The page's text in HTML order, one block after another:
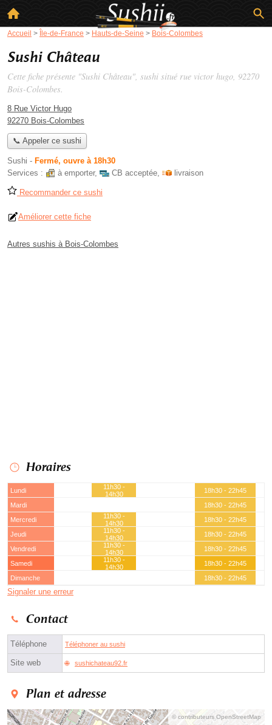
Accueil > Île-de-France > Hauts-de-Seine > Bois-Colombes
Sushi Château
Cette fiche présente "Sushi Château", sushi situé rue victor hugo, 92270
Bois-Colombes.
8 Rue Victor Hugo
92270 Bois-Colombes
📞 Appeler ce sushi
Sushi - Fermé, ouvre à 18h30
Services :
à emporter, CB acceptée, livraison
Recommander ce sushi
Améliorer cette fiche
Autres sushis à Bois-Colombes
Horaires
Lundi
11h30 -
14h30
18h30 - 22h45
Mardi
18h30 - 22h45
Mercredi
11h30 -
14h30
18h30 - 22h45
Jeudi
11h30 -
14h30
18h30 - 22h45
Vendredi
11h30 -
14h30
18h30 - 22h45
Samedi
11h30 -
14h30
18h30 - 22h45
Dimanche
18h30 - 22h45
Signaler une erreur
Contact
Téléphone Téléphoner au sushi
Site web sushichateau92.fr
Plan et adresse
© contributeurs OpenStreetMap